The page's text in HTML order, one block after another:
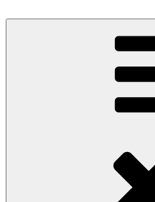
Inhalt
150 Jahre §218